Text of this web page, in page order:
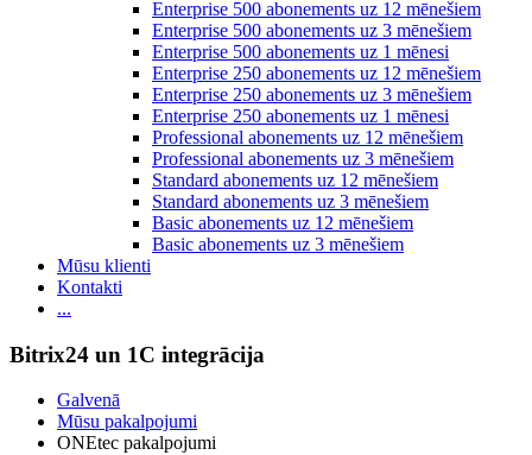
Enterprise 500 abonements uz 12 mēnešiem
Enterprise 500 abonements uz 3 mēnešiem
Enterprise 500 abonements uz 1 mēnesi
Enterprise 250 abonements uz 12 mēnešiem
Enterprise 250 abonements uz 3 mēnešiem
Enterprise 250 abonements uz 1 mēnesi
Professional abonements uz 12 mēnešiem
Professional abonements uz 3 mēnešiem
Standard abonements uz 12 mēnešiem
Standard abonements uz 3 mēnešiem
Basic abonements uz 12 mēnešiem
Basic abonements uz 3 mēnešiem
Mūsu klienti
Kontakti
...
Bitrix24 un 1C integrācija
Galvenā
Mūsu pakalpojumi
ONEtec pakalpojumi